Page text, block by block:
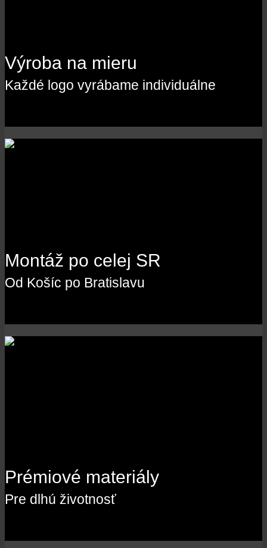
Výroba na mieru
Každé logo vyrábame individuálne
Montáž po celej SR
Od Košíc po Bratislavu
Prémiové materiály
Pre dlhú životnosť